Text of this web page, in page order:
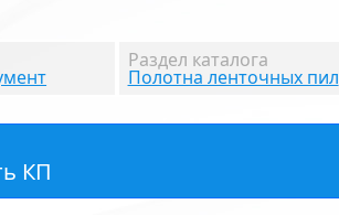
Раздел каталога
Полотна ленточных пил
КП